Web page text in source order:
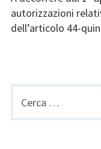
autorizzazioni
dell’articolo 44-
SIDEBAR
PRIMARIA
per: